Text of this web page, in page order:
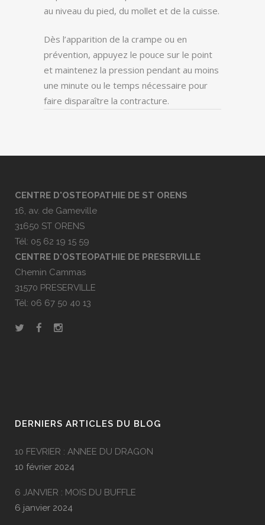
au niveau du pied, du mollet et de la cuisse.
Dès l’apparition de la crampe ou en
prévention, appuyez le pouce sur le point
et maintenez la pression pendant au moins
une minute ou le temps nécessaire pour
faire disparaître la contracture.
CENTRE D'OSTEOPATHIE DE ST ORENS
16, av. de Gameville
31650 ST ORENS
Tél: 05 62 19 15 59
CENTRE D'OSTEOPATHIE DE PRESERVILLE
Chemin Cammas
31570 PRESERVILLE
Tél: 06 67 50 40 13
DERNIERS ARTICLES DU BLOG
10 FEVRIER : ANNEE DU DRAGON
10 février 2024
6 JANVIER : MOIS DU BUFFLE
6 janvier 2024